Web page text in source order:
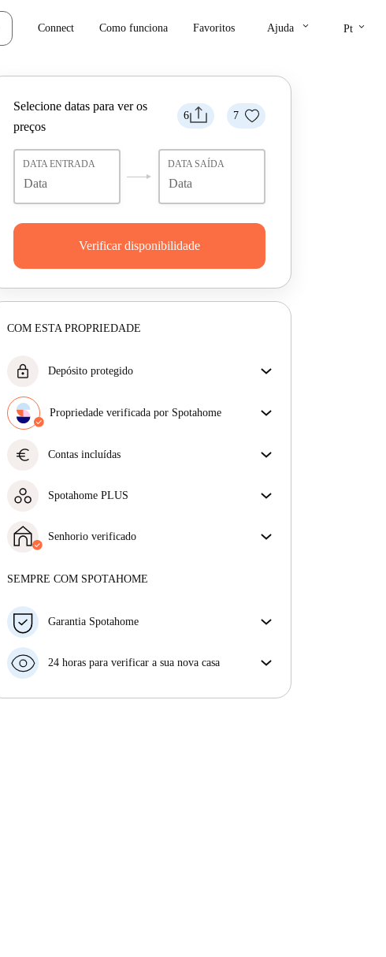
Connect Como funciona Favoritos Ajuda keyboard_arrow_down Pt keyboard_arrow_down
6 7
Selecione datas para ver os
preços
DATA ENTRADA DATA SAÍDA
Verificar disponibilidade
COM ESTA PROPRIEDADE
lock Depósito protegido
devolver o seu depósito, nós vamos fazê-lo.
Mais informações
Propriedade verificada por Spotahome
obténs exatamente o que vês no anúncio.
euro Contas incluídas
incluídas. A renda e as contas estão todas incluídas
Spotahome PLUS
inquilinos ao fornecer acesso aos mais altos padrões
de segurança e suporte adicional durante o
Senhorio verificado
Mais sobre este senhorio
SEMPRE COM SPOTAHOME
Garantia Spotahome
antecedência, nós iremos A) pagar um hotel e ajudá-
seu dinheiro na totalidade.
24 horas para verificar a sua nova casa